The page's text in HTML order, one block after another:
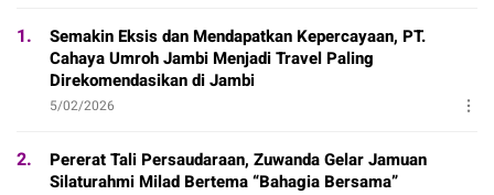
1.
Semakin Eksis dan Mendapatkan Kepercayaan, PT.
Cahaya Umroh Jambi Menjadi Travel Paling
Direkomendasikan di Jambi
5/02/2026
2.
Pererat Tali Persaudaraan, Zuwanda Gelar Jamuan
Silaturahmi Milad Bertema “Bahagia Bersama”